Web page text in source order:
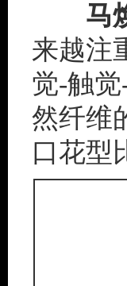
马
来越注
觉-触
然纤维
口花型